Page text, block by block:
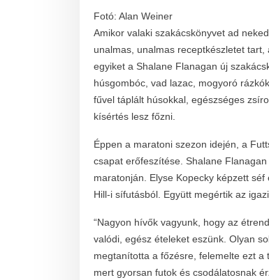
Fotó: Alan Weiner
Amikor valaki szakácskönyvet ad
unalmas, unalmas receptkészletet
egyiket a Shalane Flanagan új
húsgombóc, vad lazac, mogyoró
fűvel táplált húsokkal, egészséges
kísértés lesz főzni.
Éppen a maratoni szezon idején, a
csapat erőfeszítése. Shalane
maratonján. Elyse Kopecky képzett
Hill-i sífutásból. Együtt megértik az
“Nagyon hívők vagyunk, hogy az
valódi, egész ételeket eszünk. Olyan
megtanította a főzésre, felemelte ezt a
mert gyorsan futok és csodálatosnak